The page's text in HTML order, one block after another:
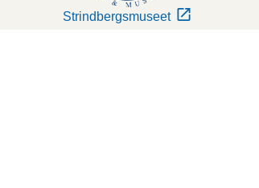
Strindbergsmuseet